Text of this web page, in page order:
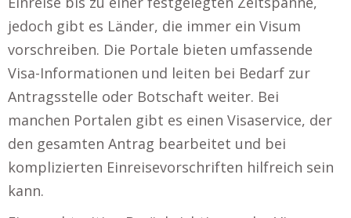
jedoch gibt es Länder, die immer ein Visum
vorschreiben. Die Portale bieten umfassende
Visa-Informationen und leiten bei Bedarf zur
Antragsstelle oder Botschaft weiter. Bei
manchen Portalen gibt es einen Visaservice, der
den gesamten Antrag bearbeitet und bei
komplizierten Einreisevorschriften hilfreich sein
kann.